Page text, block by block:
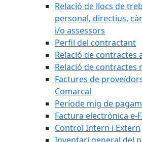
Relació de llocs de
personal, directius,
i/o assessors
Perfil del contractant
Relació de contractes
Relació de contractes
Factures de
Comarcal
Període mig de
Factura electrònica e-
Control Intern i Extern